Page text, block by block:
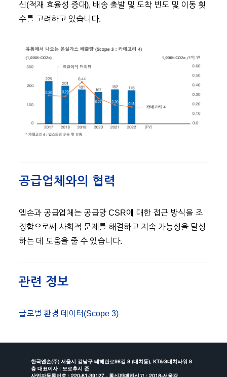
신(적재 효율성 증대), 배송 출발 및 도착 빈도 및 이동 횟
수를 고려하고 있습니다.
공급업체와의 협력
엡손과 공급업체는 공급망 CSR에 대한 접근 방식을 조
정함으로써 사회적 문제를 해결하고 지속 가능성을 달성
하는 데 도움을 줄 수 있습니다.
관련 정보
글로벌 환경 데이터(Scope 3)
한국엡손(주) 서울시 강남구 테헤란로98길 8 (대치동), KT&G대치타워 8
층 대표이사 : 모로후시 준
사업자등록번호 : 220-81-39127 , 통신판매업신고 : 2018-서울강